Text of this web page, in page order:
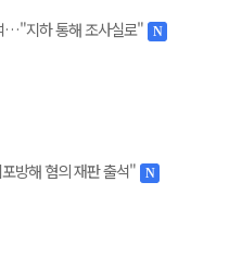
…"지하 통해 조사실로" N
방해 혐의 재판 출석" N